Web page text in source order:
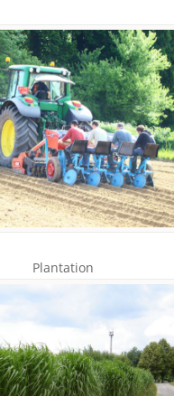
Plantation